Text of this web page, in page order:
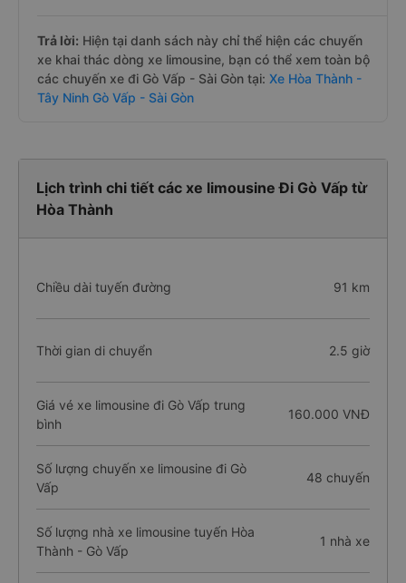
Trả lời: Hiện tại danh sách này chỉ thể hiện các chuyến
xe khai thác dòng xe limousine, bạn có thể xem toàn bộ
các chuyến xe đi Gò Vấp - Sài Gòn tại: Xe Hòa Thành -
Tây Ninh Gò Vấp - Sài Gòn
Lịch trình chi tiết các xe limousine Đi Gò Vấp từ
Hòa Thành
Chiều dài tuyến đường 91 km
Thời gian di chuyển 2.5 giờ
Giá vé xe limousine đi Gò Vấp trung
bình
160.000 VNĐ
Số lượng chuyến xe limousine đi Gò
Vấp
48 chuyến
Số lượng nhà xe limousine tuyến Hòa
Thành - Gò Vấp
1 nhà xe